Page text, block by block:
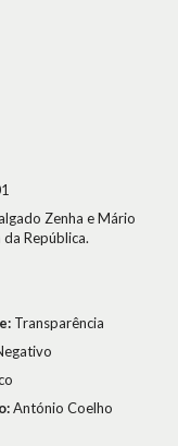
Zenha e Mário
República.
Transparência
António Coelho